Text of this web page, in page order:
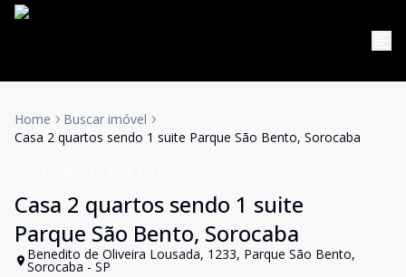
Home
Buscar imóvel
Casa 2 quartos sendo 1 suite Parque São Bento, Sorocaba
Casa 2 quartos sendo 1 suite
Parque São Bento, Sorocaba
Benedito de Oliveira Lousada, 1233, Parque São Bento,
Sorocaba - SP